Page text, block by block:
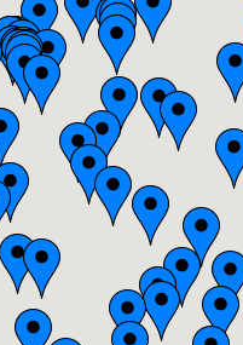
Bourgogne
Bretagne
Centre
Champagne-Ardenne
Franche-Comté
Haute-Normandie
Ile-de-France
Languedoc-Roussillon
Limousin
Lorraine